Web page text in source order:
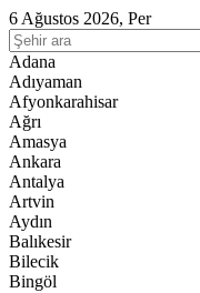
6 Ağustos 2026, Per
Adana
Adıyaman
Afyonkarahisar
Ağrı
Amasya
Ankara
Antalya
Artvin
Aydın
Balıkesir
Bilecik
Bingöl